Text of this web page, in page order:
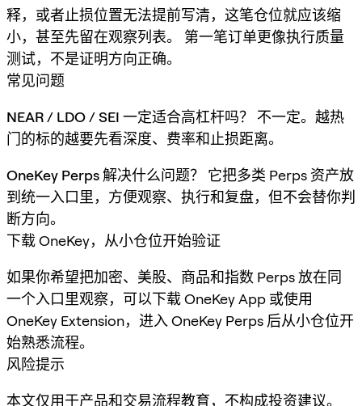
释，或者止损位置无法提前写清，这笔仓位就应该缩
小，甚至先留在观察列表。 第一笔订单更像执行质量
测试，不是证明方向正确。
常见问题
NEAR / LDO / SEI 一定适合高杠杆吗？
不一定。越热
门的标的越要先看深度、费率和止损距离。
OneKey Perps 解决什么问题？
它把多类 Perps 资产放
到统一入口里，方便观察、执行和复盘，但不会替你判
断方向。
下载 OneKey，从小仓位开始验证
如果你希望把加密、美股、商品和指数 Perps 放在同
一个入口里观察，可以下载 OneKey App 或使用
OneKey Extension，进入 OneKey Perps 后从小仓位开
始熟悉流程。
风险提示
本文仅用于产品和交易流程教育，不构成投资建议。